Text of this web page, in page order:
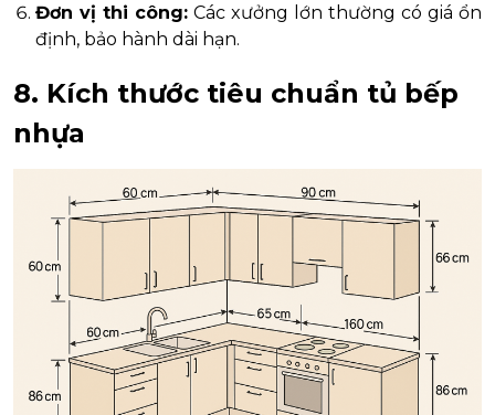
Đơn vị thi công: Các xưởng lớn thường có giá ổn
định, bảo hành dài hạn.
8. Kích thước tiêu chuẩn tủ bếp
nhựa